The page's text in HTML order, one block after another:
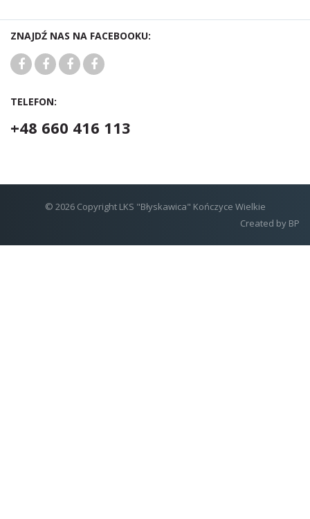
ZNAJDŹ NAS NA FACEBOOKU:
TELEFON:
+48 660 416 113
© 2026 Copyright LKS "Błyskawica" Kończyce Wielkie
Created by BP